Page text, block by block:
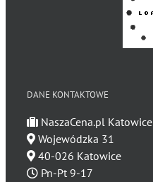
DANE KONTAKTOWE
NaszaCena.pl Katowice
Wojewódzka 31
40-026 Katowice
Pn-Pt 9-17